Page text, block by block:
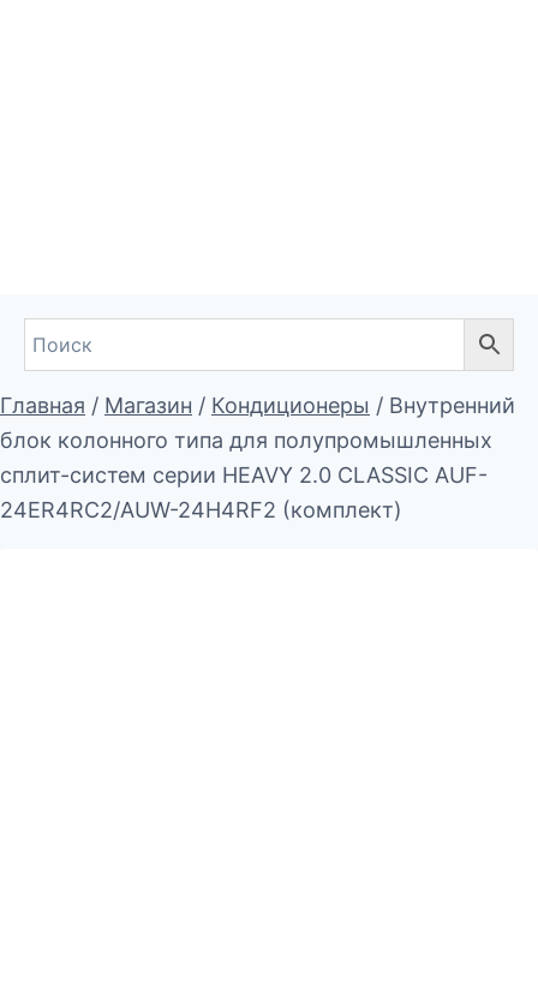
Главная / Магазин / Кондиционеры / Внутренний
блок колонного типа для полупромышленных
сплит-систем серии HEAVY 2.0 CLASSIC AUF-
24ER4RC2/AUW-24H4RF2 (комплект)